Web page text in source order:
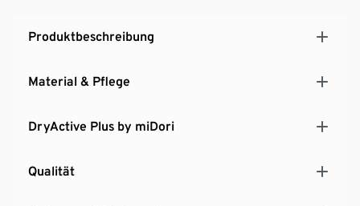
Produktbeschreibung
Material & Pflege
DryActive Plus by miDori
Qualität